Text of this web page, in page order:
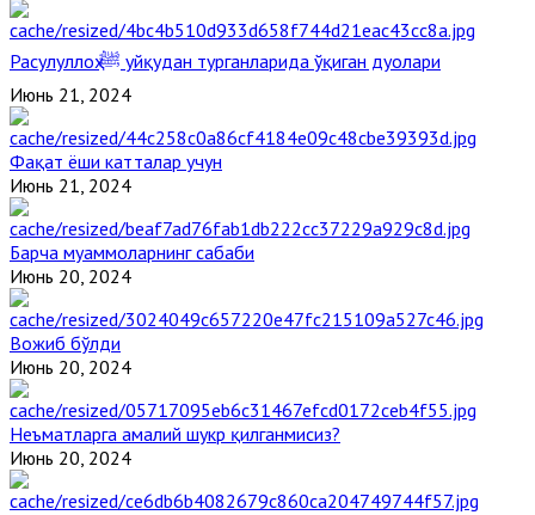
Расулуллоҳ ﷺ уйқудан турганларида ўқиган дуолари
Июнь 21, 2024
Фақат ёши катталар учун
Июнь 21, 2024
Барча муаммоларнинг сабаби
Июнь 20, 2024
Вожиб бўлди
Июнь 20, 2024
Неъматларга амалий шукр қилганмисиз?
Июнь 20, 2024